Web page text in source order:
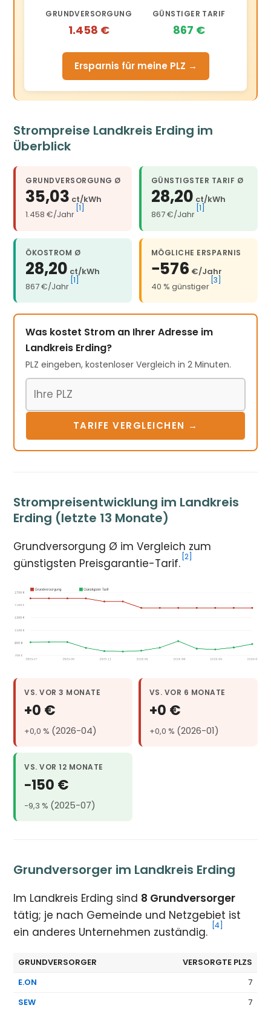
GRUNDVERSORGUNG
1.458 €
GÜNSTIGER TARIF
867 €
Ersparnis für meine PLZ →
Strompreise Landkreis Erding im
Überblick
GRUNDVERSORGUNG Ø
35,03 ct/kWh
1.458 €/Jahr
[1]
GÜNSTIGSTER TARIF Ø
28,20 ct/kWh
867 €/Jahr
[1]
ÖKOSTROM Ø
28,20 ct/kWh
867 €/Jahr
[1]
MÖGLICHE ERSPARNIS
−576 €/Jahr
40 % günstiger
[3]
Was kostet Strom an Ihrer Adresse im
Landkreis Erding?
PLZ eingeben, kostenloser Vergleich in 2 Minuten.
TARIFE VERGLEICHEN →
Strompreisentwicklung im Landkreis
Erding (letzte 13 Monate)
Grundversorgung Ø im Vergleich zum
günstigsten Preisgarantie-Tarif. [2]
VS. VOR 3 MONATE
+0 €
+0,0 % (2026-04)
VS. VOR 6 MONATE
+0 €
+0,0 % (2026-01)
VS. VOR 12 MONATE
−150 €
−9,3 % (2025-07)
Grundversorger im Landkreis Erding
Im Landkreis Erding sind 8 Grundversorger
tätig; je nach Gemeinde und Netzgebiet ist
ein anderes Unternehmen zuständig.
[4]
GRUNDVERSORGER
VERSORGTE PLZS
E.ON
7
SEW
7